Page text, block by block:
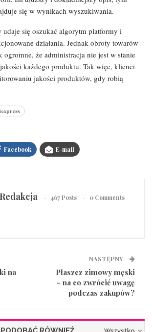
się w wynikach wyszukiwania.
udaje się oszukać algorytm platformy i
działania. Jednak obroty towarów
ogromne, że administracja nie jest w stanie
każdego produktu. Tak więc, klienci
jakości produktów, gdy robią
Facebook E-mail
Redakcja 467 Posts 0 Comments
na
NASTĘPNY
Płaszcz zimowy męski
– na co zwrócić uwagę
podczas zakupów?